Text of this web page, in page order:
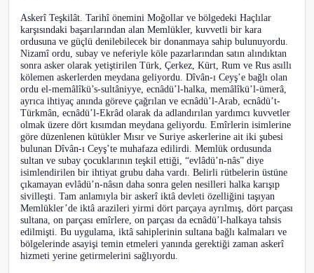
Askerî Teşkilât. Tarihî önemini Moğollar ve bölgedeki Haçlılar
karşısındaki başarılarından alan Memlükler, kuvvetli bir kara
ordusuna ve güçlü denilebilecek bir donanmaya sahip bulunuyordu.
Nizamî ordu, subay ve neferiyle köle pazarlarından satın alındıktan
sonra asker olarak yetiştirilen Türk, Çerkez, Kürt, Rum ve Rus asıllı
kölemen askerlerden meydana geliyordu. Dîvân-ı Ceyş’e bağlı olan
ordu el-memâlîkü’s-sultâniyye, ecnâdü’l-halka, memâlîkü’l-ümerâ,
ayrıca ihtiyaç anında göreve çağrılan ve ecnâdü’l-Arab, ecnâdü’t-
Türkmân, ecnâdü’l-Ekrâd olarak da adlandırılan yardımcı kuvvetler
olmak üzere dört kısımdan meydana geliyordu. Emîrlerin isimlerine
göre düzenlenen kütükler Mısır ve Suriye askerlerine ait iki şubesi
bulunan Dîvân-ı Ceyş’te muhafaza edilirdi. Memlük ordusunda
sultan ve subay çocuklarının teşkil ettiği, “evlâdü’n-nâs” diye
isimlendirilen bir ihtiyat grubu daha vardı. Belirli rütbelerin üstüne
çıkamayan evlâdü’n-nâsın daha sonra gelen nesilleri halka karışıp
sivilleşti. Tam anlamıyla bir askerî iktâ devleti özelliğini taşıyan
Memlükler’de iktâ arazileri yirmi dört parçaya ayrılmış, dört parçası
sultana, on parçası emîrlere, on parçası da ecnâdü’l-halkaya tahsis
edilmişti. Bu uygulama, iktâ sahiplerinin sultana bağlı kalmaları ve
bölgelerinde asayişi temin etmeleri yanında gerektiği zaman askerî
hizmeti yerine getirmelerini sağlıyordu.